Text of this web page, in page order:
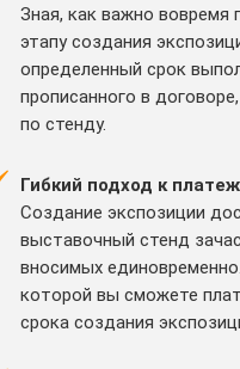
Зная, как важно вовремя
этапу создания
определенный срок
прописанного в
по стенду.
Гибкий подход к
Создание экспозиции
выставочный стенд
вносимых
которой вы сможете
срока создания